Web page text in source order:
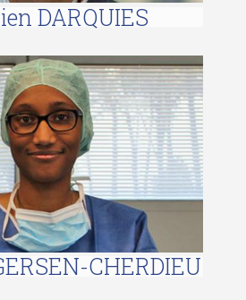
DARQUIES
CHERDIEU
CHERDIEU